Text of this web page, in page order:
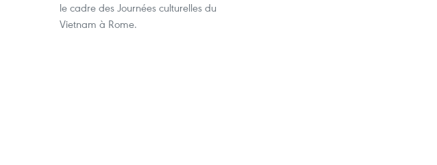
le cadre des Journées culturelles du
Vietnam à Rome.